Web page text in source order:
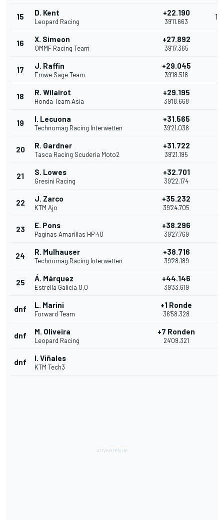
15 D. Kent
Leopard Racing
+22.190
39'11.663
1
16 X. Simeon
QMMF Racing Team
+27.892
39'17.365
17 J. Raffin
Emwe Sage Team
+29.045
39'18.518
18 R. Wilairot
Honda Team Asia
+29.195
39'18.668
19 I. Lecuona
Technomag Racing Interwetten
+31.565
39'21.038
20 R. Gardner
Tasca Racing Scuderia Moto2
+31.722
39'21.195
21 S. Lowes
Gresini Racing
+32.701
39'22.174
22 J. Zarco
KTM Ajo
+35.232
39'24.705
23 E. Pons
Paginas Amarillas HP 40
+38.296
39'27.769
24 R. Mulhauser
Technomag Racing Interwetten
+38.716
39'28.189
25 Á. Márquez
Estrella Galicia 0,0
+44.146
39'33.619
dnf L. Marini
Forward Team
+1 Ronde
36'58.328
dnf M. Oliveira
Leopard Racing
+7 Ronden
24'09.321
dnf I. Viñales
KTM Tech3